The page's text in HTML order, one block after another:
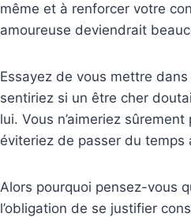
même et à renforcer votre
amoureuse deviendrait
Essayez de vous mettre
sentiriez si un être cher
lui. Vous n’aimeriez
éviteriez de passer du temps
Alors pourquoi pensez-vous
l’obligation de se justifier